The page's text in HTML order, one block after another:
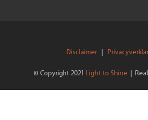
Disclaimer
© Copyright 2021 Light to Shine |